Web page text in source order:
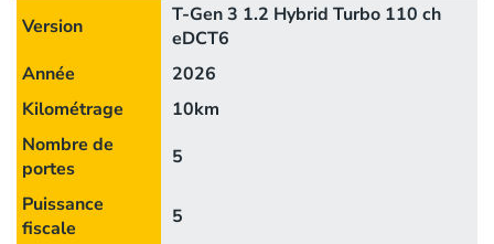
Version
T-Gen 3 1.2 Hybrid Turbo 110 ch
eDCT6
Année
2026
Kilométrage
10km
Nombre de
portes
5
Puissance
fiscale
5